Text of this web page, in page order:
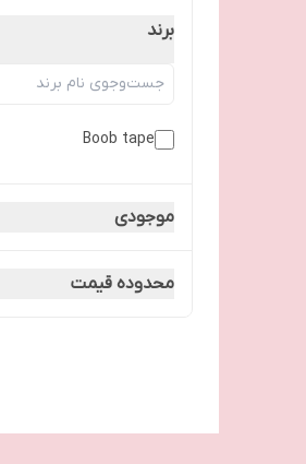
برند
Boob tape
موجودی
محدوده قیمت